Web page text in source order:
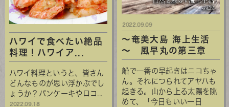
ハワイで食べたい絶品
料理！ハワイア...
ハワイ料理というと、皆さん
どんなものが思い浮かぶでし
ょうか？パンケーキやロコ...
2022.09.18
～奄美大島 海上生活
～ 風早丸の第三章
船で一番の早起きはニコちゃ
ん。それにつられてアヤハも
起きる。山から上る太陽を眺
めて、「今日もいい一日
2022.09.09